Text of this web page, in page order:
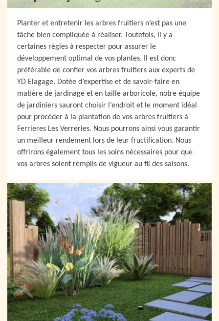
Planter et entretenir les arbres fruitiers n’est pas une
tâche bien compliquée à réaliser. Toutefois, il y a
certaines règles à respecter pour assurer le
développement optimal de vos plantes. Il est donc
préférable de confier vos arbres fruitiers aux experts de
YD Elagage. Dotée d’expertise et de savoir-faire en
matière de jardinage et en taille arboricole, notre équipe
de jardiniers sauront choisir l’endroit et le moment idéal
pour procéder à la plantation de vos arbres fruitiers à
Ferrieres Les Verreries. Nous pourrons ainsi vous garantir
un meilleur rendement lors de leur fructification. Nous
offrirons également tous les soins nécessaires pour que
vos arbres soient remplis de vigueur au fil des saisons.